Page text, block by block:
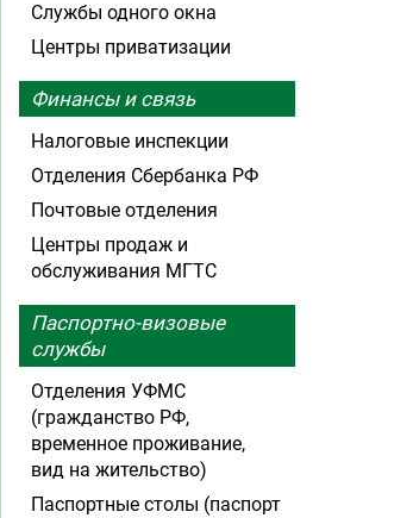
Службы одного окна
Центры приватизации
Финансы и связь
Налоговые инспекции
Отделения Сбербанка РФ
Почтовые отделения
Центры продаж и
обслуживания МГТС
Паспортно-визовые
службы
Отделения УФМС
(гражданство РФ,
временное проживание,
вид на жительство)
Паспортные столы (паспорт